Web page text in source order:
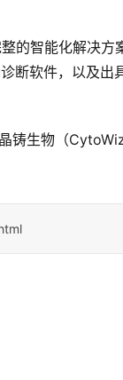
的智能化解决方
断软件，以及出
铸生物（